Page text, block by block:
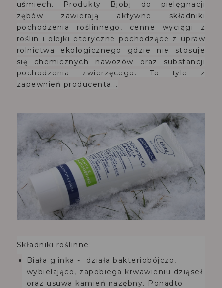
uśmiech. Produkty Bjobj do pielęgnacji
zębów zawierają aktywne składniki
pochodzenia roślinnego, cenne wyciągi z
roślin i olejki eteryczne pochodzące z upraw
rolnictwa ekologicznego gdzie nie stosuje
się chemicznych nawozów oraz substancji
pochodzenia zwierzęcego. To tyle z
zapewnień producenta...
Składniki roślinne :
Biała glinka - działa bakteriobójczo,
wybielająco, zapobiega krwawieniu dziąseł
oraz usuwa kamień nazębny. Ponadto